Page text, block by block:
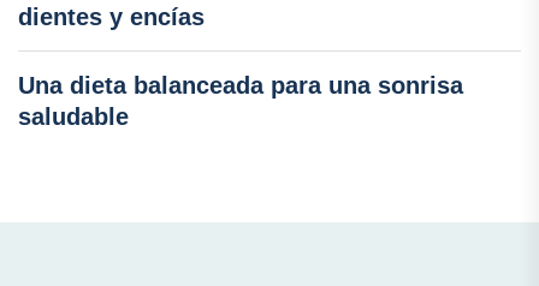
dientes y encías
Una dieta balanceada para una sonrisa
saludable